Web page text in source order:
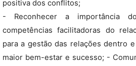
positiva dos conflitos;
- Reconhecer a importância
competências facilitadoras do
para a gestão das relações dentro
maior bem-estar e sucesso; -